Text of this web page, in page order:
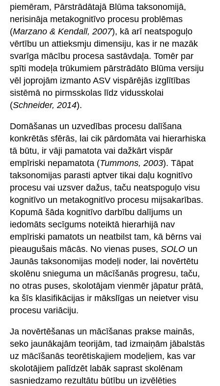
piemēram, Pārstrādātajā Blūma taksonomijā,
nerisināja metakognitīvo procesu problēmas
(Marzano & Kendall, 2007), kā arī neatspoguļo
vērtību un attieksmju dimensiju, kas ir ne mazāk
svarīga mācību procesa sastāvdaļa. Tomēr par
spīti modeļa trūkumiem pārstrādāto Blūma versiju
vēl joprojām izmanto ASV vispārējās izglītības
sistēmā no pirmsskolas līdz vidusskolai
(Schneider, 2014).
Domāšanas un uzvedības procesu dalīšana
konkrētās sfērās, lai cik pārdomāta vai hierarhiska
tā būtu, ir vāji pamatota vai dažkārt vispār
empīriski nepamatota (Tummons, 2003). Tāpat
taksonomijas parasti aptver tikai daļu kognitīvo
procesu vai uzsver dažus, taču neatspoguļo visu
kognitīvo un metakognitīvo procesu mijsakarības.
Kopumā šāda kognitīvo darbību dalījums un
iedomāts secīgums noteiktā hierarhijā nav
empīriski pamatots un neatbilst tam, kā bērns vai
pieaugušais mācās. No vienas puses, SOLO un
Jaunās taksonomijas modeļi noder, lai novērtētu
skolēnu snieguma un mācīšanās progresu, taču,
no otras puses, skolotājam vienmēr jāpatur prātā,
ka šīs klasifikācijas ir mākslīgas un neietver visu
procesu variāciju.
Ja novērtēšanas un mācīšanas prakse mainās,
seko jaunākajām teorijām, tad izmaiņām jābalstās
uz mācīšanās teorētiskajiem modeļiem, kas var
skolotājiem palīdzēt labāk saprast skolēnam
sasniedzamo rezultātu būtību un izvēlēties